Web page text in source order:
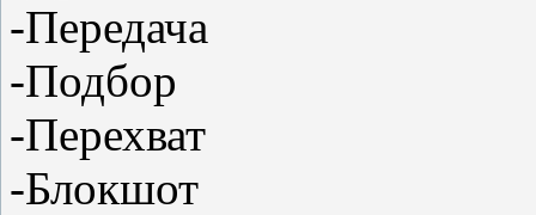
-Передача
-Подбор
-Перехват
-Блокшот